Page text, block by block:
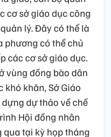
cơ sở giáo dục công
lý. Đây có thể là
phương có thể chủ
các cơ sở giáo dục.
vùng đồng bào dân
khó khăn, Sở Giáo
dự thảo về chế
Hội đồng nhân
qua tại kỳ họp tháng